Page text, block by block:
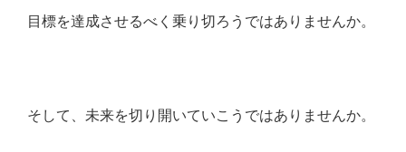
目標を達成させるべく乗り切ろうではありませんか。
そして、未来を切り開いていこうではありませんか。